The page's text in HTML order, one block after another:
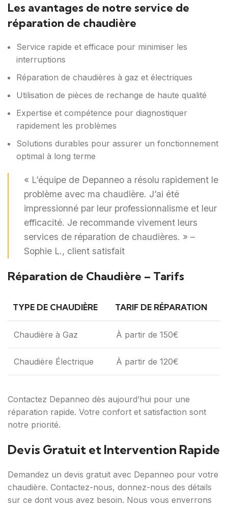
Les avantages de notre service de
réparation de chaudière
Service rapide et efficace pour minimiser les
interruptions
Réparation de chaudières à gaz et électriques
Utilisation de pièces de rechange de haute qualité
Expertise et compétence pour diagnostiquer
rapidement les problèmes
Solutions durables pour assurer un fonctionnement
optimal à long terme
« L’équipe de Depanneo a résolu rapidement le
problème avec ma chaudière. J’ai été
impressionné par leur professionnalisme et leur
efficacité. Je recommande vivement leurs
services de réparation de chaudières. » –
Sophie L., client satisfait
Réparation de Chaudière – Tarifs
TYPE DE CHAUDIÈRE TARIF DE RÉPARATION
Chaudière à Gaz À partir de 150€
Chaudière Électrique À partir de 120€
Contactez Depanneo dès aujourd’hui pour une
réparation rapide. Votre confort et satisfaction sont
notre priorité.
Devis Gratuit et Intervention Rapide
Demandez un devis gratuit avec Depanneo pour votre
chaudière. Contactez-nous, donnez-nous des détails
sur ce dont vous avez besoin. Nous vous enverrons